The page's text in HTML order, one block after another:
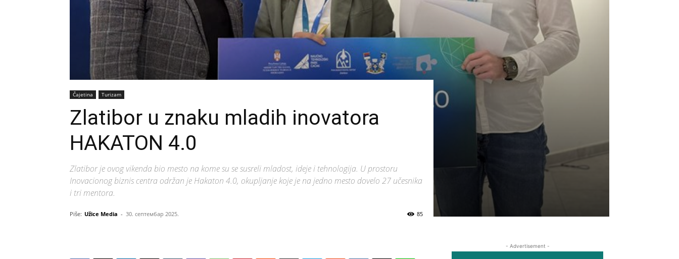
Čajetina Turizam
Zlatibor u znaku mladih inovatora
HAKATON 4.0
Zlatibor je ovog vikenda bio mesto na kome su se susreli mladost, ideje i tehnologija. U prostoru
Inovacionog biznis centra održan je Hakaton 4.0, okupljanje koje je na jedno mesto dovelo 27 učesnika
i tri mentora.
Piše: Užice Media - 30. септембар 2025. 85
- Advertisement -